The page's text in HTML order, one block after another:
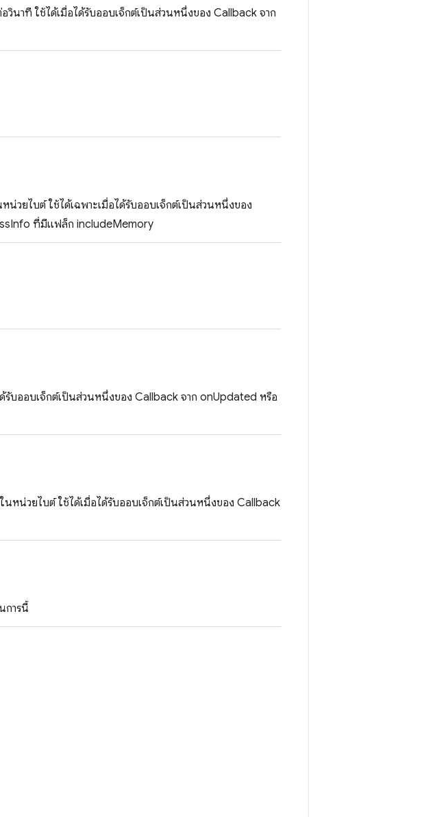
วินาที ใช้ได้เมื่อได้รับออบเจ็กต์เป็นส่วนหนึ่งของ Callback จาก
น่วยไบต์ ใช้ได้เฉพาะเมื่อได้รับออบเจ็กต์เป็นส่วนหนึ่งของ
ที่มีแฟล็ก includeMemory
รับออบเจ็กต์เป็นส่วนหนึ่งของ Callback จาก onUpdated หรือ
นหน่วยไบต์ ใช้ได้เมื่อได้รับออบเจ็กต์เป็นส่วนหนึ่งของ Callback
การนี้